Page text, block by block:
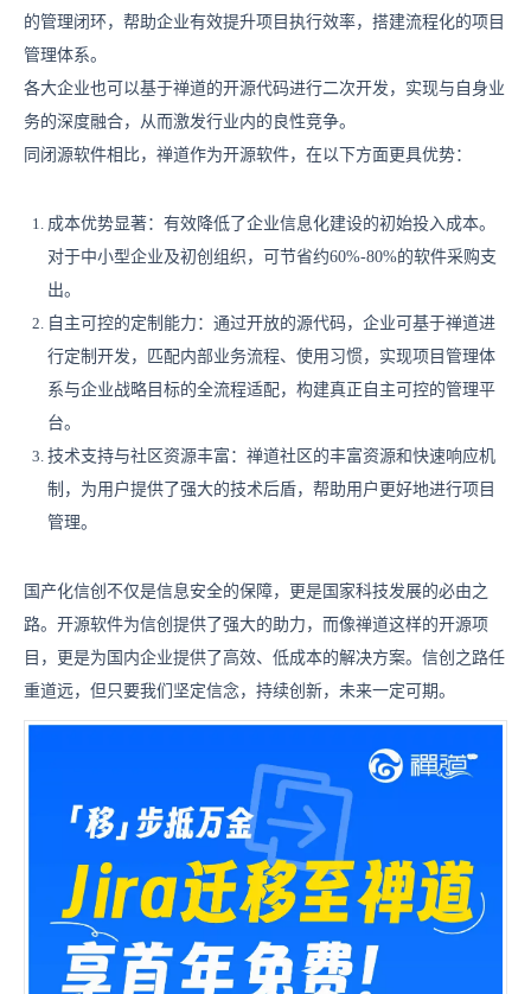
的管理闭环，帮助企业有效提升项目执行效率，搭建流程化的项目
管理体系。
各大企业也可以基于禅道的开源代码进行二次开发，实现与自身业
务的深度融合，从而激发行业内的良性竞争。
同闭源软件相比，禅道作为开源软件，在以下方面更具优势：
成本优势显著：有效降低了企业信息化建设的初始投入成本。
对于中小型企业及初创组织，可节省约60%-80%的软件采购支
出。
自主可控的定制能力：通过开放的源代码，企业可基于禅道进
行定制开发，匹配内部业务流程、使用习惯，实现项目管理体
系与企业战略目标的全流程适配，构建真正自主可控的管理平
台。
技术支持与社区资源丰富：禅道社区的丰富资源和快速响应机
制，为用户提供了强大的技术后盾，帮助用户更好地进行项目
管理。
国产化信创不仅是信息安全的保障，更是国家科技发展的必由之
路。开源软件为信创提供了强大的助力，而像禅道这样的开源项
目，更是为国内企业提供了高效、低成本的解决方案。信创之路任
重道远，但只要我们坚定信念，持续创新，未来一定可期。